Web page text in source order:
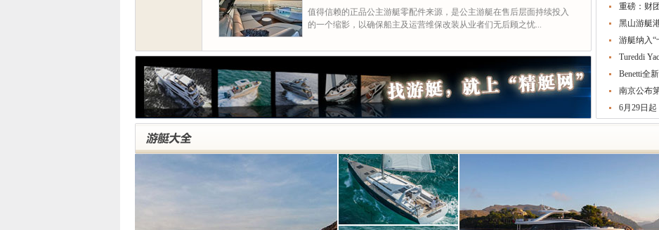
值得信赖的正品公主游艇零配件来源，是公主游艇在售后层面持续投入
的一个缩影，以确保船主及运营维保改装从业者们无后顾之忧...
重磅：财
黑山游艇
游艇纳入“
Tureddi
Benetti全
南京公布
6月29日